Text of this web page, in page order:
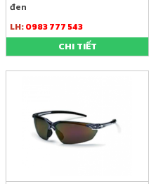
đen
LH:0983 777 543
CHI TIẾT